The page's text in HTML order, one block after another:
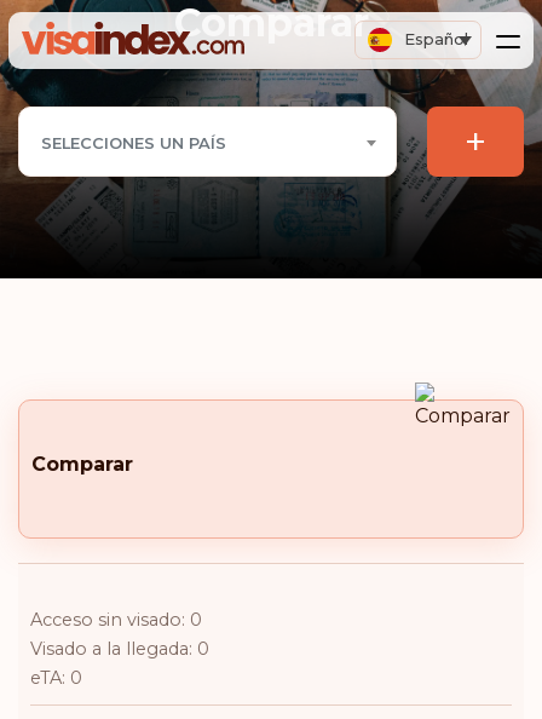
Español
Comparar
SELECCIONES UN PAÍS +
Comparar
Acceso sin visado: 0
Visado a la llegada: 0
eTA: 0